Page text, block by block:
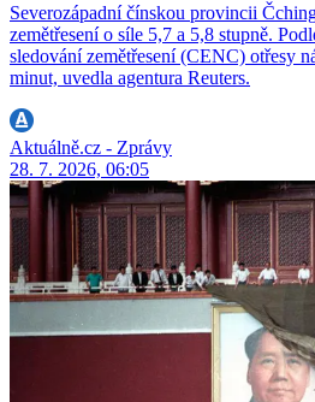
Severozápadní čínskou provincii
zemětřesení o síle 5,7 a 5,8 stupně.
sledování zemětřesení (CENC) otřesy
minut, uvedla agentura Reuters.
Aktuálně.cz - Zprávy
28. 7. 2026, 06:05